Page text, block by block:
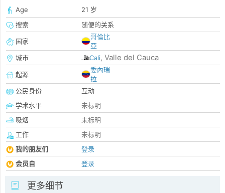
Age
21 岁
搜索
随便的关系
国家
哥倫比
亞
城市
Cali, Valle del Cauca
起源
委內瑞
拉
公民身份
互动
学术水平
未标明
吸烟
未标明
工作
未标明
我的朋友们
登录
会员自
登录
更多细节